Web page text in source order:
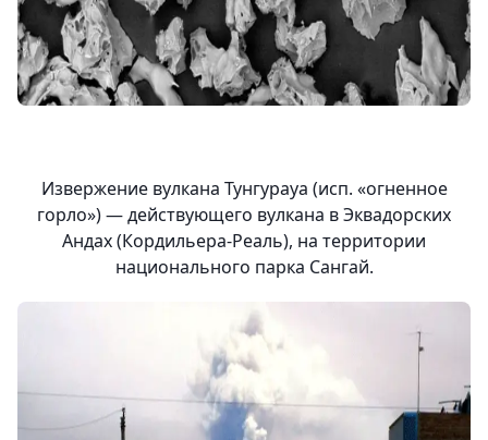
Извержение вулкана Тунгурауа (исп. «огненное
горло») — действующего вулкана в Эквадорских
Андах (Кордильера-Реаль), на территории
национального парка Сангай.